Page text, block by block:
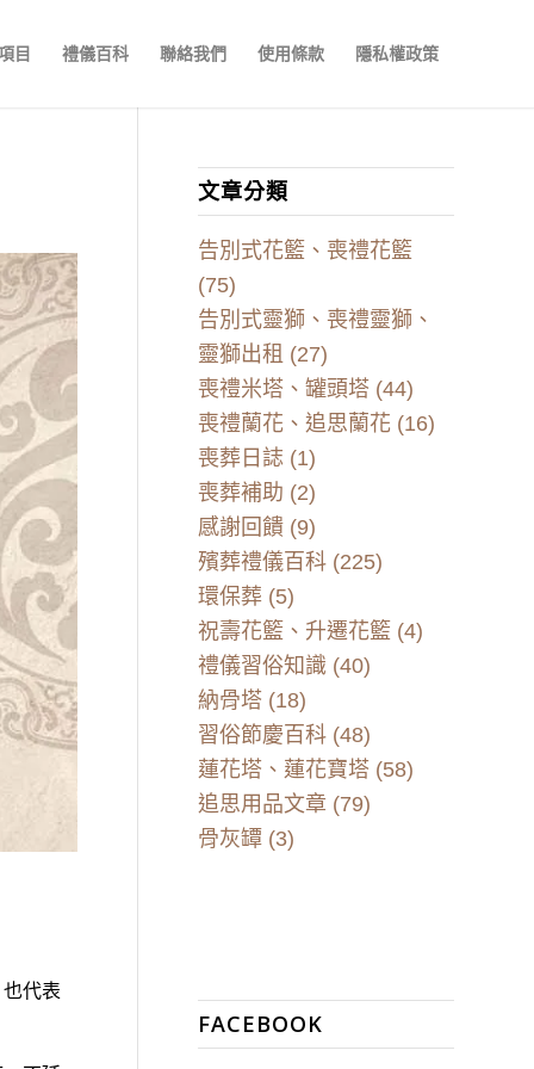
目 禮儀百科 聯絡我們 使用條款 隱私權政策
代表
文章分類
告別式花籃、喪禮花籃
(75)
告別式靈獅、喪禮靈獅、
靈獅出租 (27)
喪禮米塔、罐頭塔 (44)
喪禮蘭花、追思蘭花(16)
喪葬日誌 (1)
喪葬補助 (2)
感謝回饋(9)
殯葬禮儀百科(225)
環保葬(5)
祝壽花籃、升遷花籃 (4)
禮儀習俗知識 (40)
納骨塔 (18)
習俗節慶百科(48)
蓮花塔、蓮花寶塔 (58)
追思用品文章 (79)
骨灰罈(3)
FACEBOOK